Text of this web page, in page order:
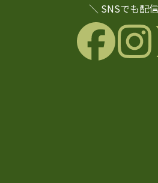
＼ SNSでも配